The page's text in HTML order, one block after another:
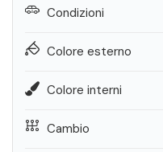
Condizioni
Colore esterno
Colore interni
Cambio